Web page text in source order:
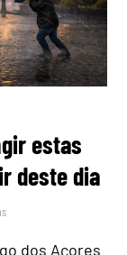
estas
deste dia
dos Açores